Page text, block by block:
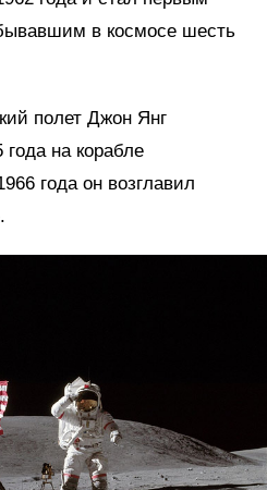
в космосе шесть
полет Джон Янг
на корабле
года он возглавил